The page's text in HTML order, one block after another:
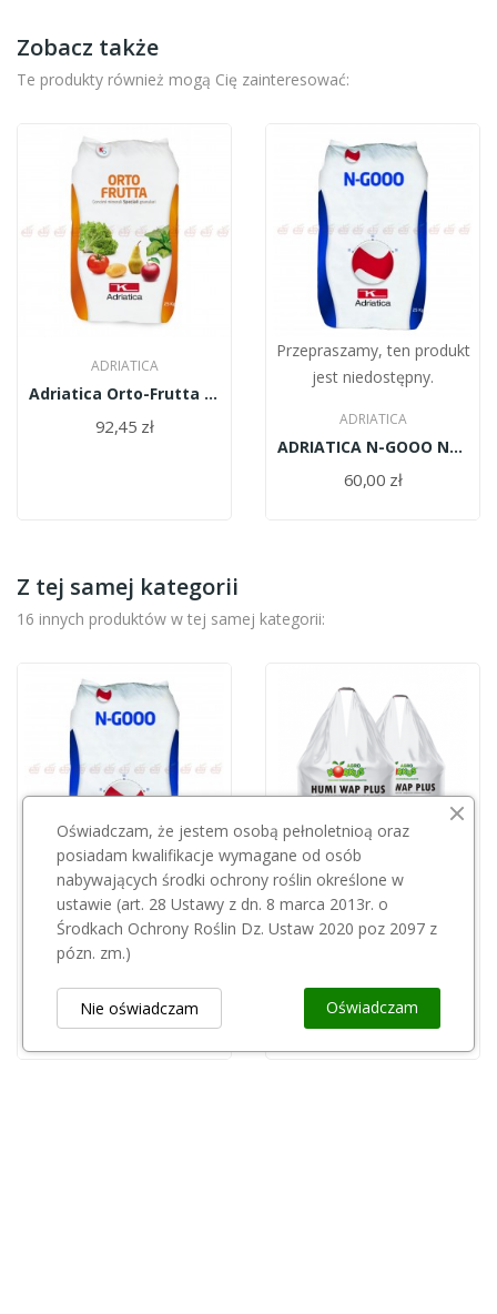
Zobacz także
Te produkty również mogą Cię zainteresować:
ADRIATICA
Adriatica Orto-Frutta 12-12-17 25kg
92,45 zł
Przepraszamy, ten produkt
jest niedostępny.
ADRIATICA
ADRIATICA N-GOOO NPK 14-06-16 25kg
60,00 zł
Z tej samej kategorii
16 innych produktów w tej samej kategorii:
Przepraszamy, ten produkt
jest niedostępny.
ADRIATICA
ADRIATICA N-GOOO NPK 14-06-16 25kg
60,00 zł
Przepraszamy, ten produkt
jest niedostępny.
245,00 zł
Oświadczam, że jestem osobą pełnoletnioą oraz
posiadam kwalifikacje wymagane od osób
nabywających środki ochrony roślin określone w
ustawie (art. 28 Ustawy z dn. 8 marca 2013r. o
Środkach Ochrony Roślin Dz. Ustaw 2020 poz 2097 z
pózn. zm.)
Oświadczam
Nie oświadczam